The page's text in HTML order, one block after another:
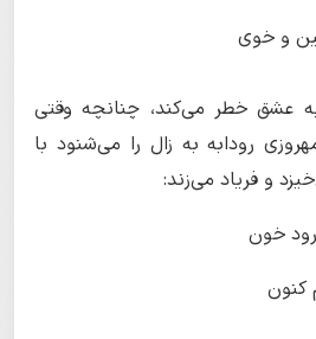
و خوی
عشق خطر می‌کند، چنانچه وقتی
رودابه به زال را می‌شنود با
و فریاد می‌زند:
خون
کنون